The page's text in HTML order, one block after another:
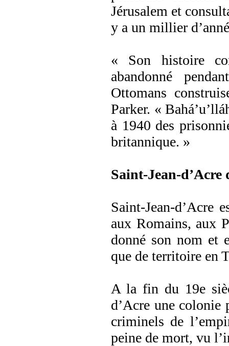
Jérusalem et
y a un millier
« Son histoire
abandonné
Ottomans
Parker. «
à 1940 des
britannique. »
Saint-Jean-d’Acre
Saint-Jean-d’Acre
aux Romains, aux
donné son nom et
que de territoire en
A la fin du 19e
d’Acre une colonie
criminels de
peine de mort, vu